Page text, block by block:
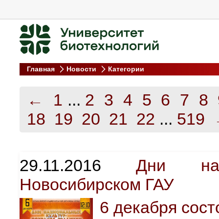
Главная Новости Категории
← 1 ... 2 3 4 5 6 7 8
18 19 20 21 22 ... 519
29.11.2016Дни
Новосибирском ГАУ
6 декабря